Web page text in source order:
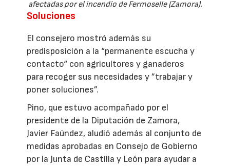
afectadas por el incendio de Fermoselle (Zamora).
Soluciones
El consejero mostró además su
predisposición a la “permanente escucha y
contacto“ con agricultores y ganaderos
para recoger sus necesidades y ”trabajar y
poner soluciones”.
Pino, que estuvo acompañado por el
presidente de la Diputación de Zamora,
Javier Faúndez, aludió además al conjunto de
medidas aprobadas en Consejo de Gobierno
por la Junta de Castilla y León para ayudar a